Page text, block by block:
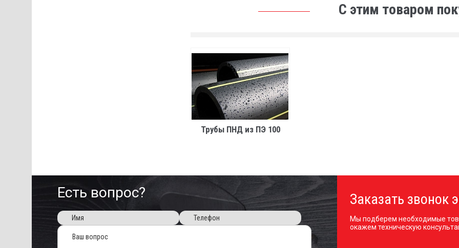
С этим товаром
Трубы ПНД из ПЭ 100
Есть вопрос? Заказать звонок
Мы подберем необходимые
окажем техническую